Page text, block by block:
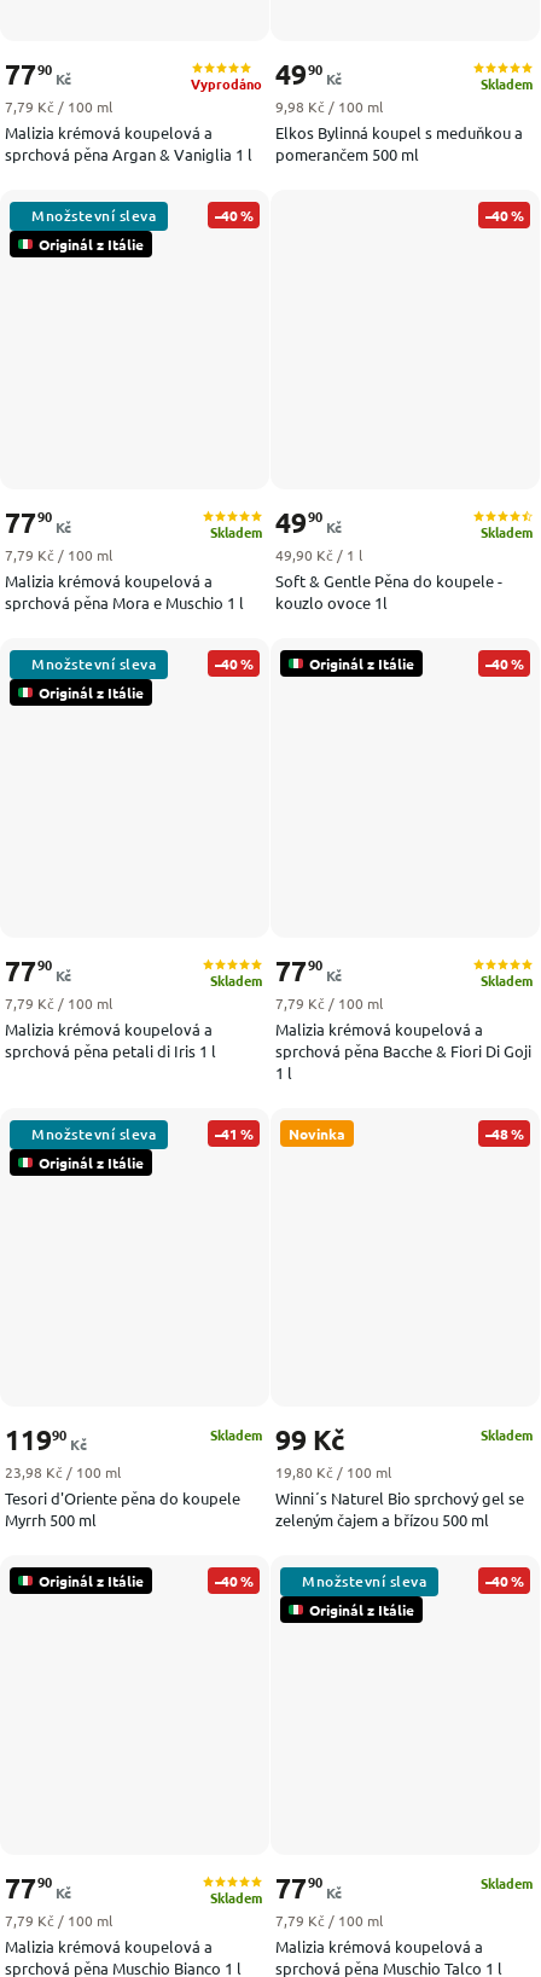
Malizia krémová koupelová a
sprchová pěna Argan & Vaniglia 1 l
Vyprodáno
7790
Kč
Měrná cena:
7,79 Kč / 100 ml
Elkos Bylinná koupel s meduňkou a
pomerančem 500 ml
Skladem
4990
Kč
Měrná cena:
9,98 Kč / 100 ml
Originál z Itálie
–40 %
Malizia krémová koupelová a
sprchová pěna Mora e Muschio 1 l
Skladem
7790
Kč
Měrná cena:
7,79 Kč / 100 ml
–40 %
Soft & Gentle Pěna do koupele -
kouzlo ovoce 1l
Skladem
4990
Kč
Měrná cena:
49,90 Kč / 1 l
Originál z Itálie
–40 %
Malizia krémová koupelová a
sprchová pěna petali di Iris 1 l
Skladem
7790
Kč
Měrná cena:
7,79 Kč / 100 ml
Originál z Itálie –40 %
Malizia krémová koupelová a
sprchová pěna Bacche & Fiori Di Goji
1 l
Skladem
7790
Kč
Měrná cena:
7,79 Kč / 100 ml
Originál z Itálie
–41 %
Tesori d'Oriente pěna do koupele
Myrrh 500 ml
Skladem
11990
Kč
Měrná cena:
23,98 Kč / 100 ml
Novinka –48 %
Winni´s Naturel Bio sprchový gel se
zeleným čajem a břízou 500 ml
Skladem
99 Kč
Měrná cena:
19,80 Kč / 100 ml
Originál z Itálie –40 %
Malizia krémová koupelová a
sprchová pěna Muschio Bianco 1 l
Skladem
7790
Kč
Měrná cena:
7,79 Kč / 100 ml
Originál z Itálie
–40 %
Malizia krémová koupelová a
sprchová pěna Muschio Talco 1 l
Skladem
7790
Kč
Měrná cena:
7,79 Kč / 100 ml